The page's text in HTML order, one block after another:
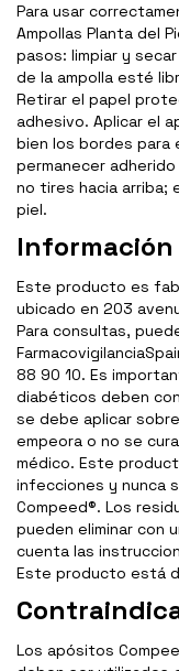
Para usar
Ampollas Planta del
pasos: limpiar y
de la ampolla esté
Retirar el papel
adhesivo. Aplicar el
bien los bordes para
permanecer
no tires hacia arriba;
piel.
Información
Este producto es
ubicado en 203
Para consultas,
88 90 10. Es
diabéticos deben
se debe aplicar
empeora o no se
médico. Este
infecciones y nunca
Compeed®. Los
pueden eliminar con
cuenta las
Este producto está
Los apósitos